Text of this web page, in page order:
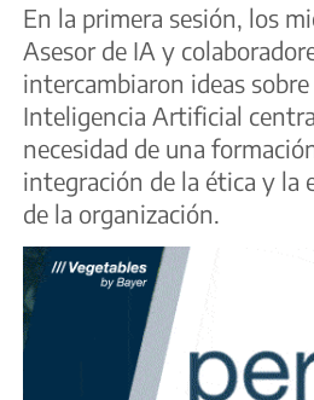
En la primera sesión, los
Asesor de IA y
intercambiaron ideas
Inteligencia Artificial
necesidad de una
integración de la ética y la
de la organización.